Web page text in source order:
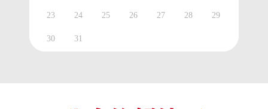
23 24 25 26 27 28 29
30 31